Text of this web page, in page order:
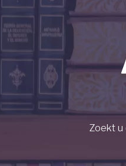
Zoekt u